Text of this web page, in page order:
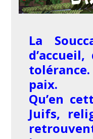
La
paix.
Qu’en
Juifs,